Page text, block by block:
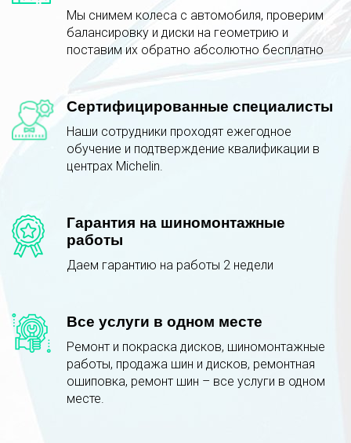
Мы снимем колеса с автомобиля, проверим
балансировку и диски на геометрию и
поставим их обратно абсолютно бесплатно
Сертифицированные специалисты
Наши сотрудники проходят ежегодное
обучение и подтверждение квалификации в
центрах Michelin.
Гарантия на шиномонтажные
работы
Даем гарантию на работы 2 недели
Все услуги в одном месте
Ремонт и покраска дисков, шиномонтажные
работы, продажа шин и дисков, ремонтная
ошиповка, ремонт шин – все услуги в одном
месте.